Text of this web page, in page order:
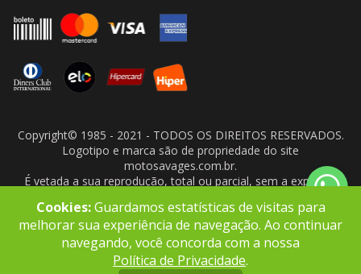
Copyright© 1985 - 2021 - TODOS OS DIREITOS RESERVADOS.
Logotipo e marca são de propriedade do site
motosavages.com.br.
É vetada a sua reprodução, total ou parcial, sem a expressa
- CNPJ: 10.927.924/0001-91
Cookies:Guardamos estatísticas de visitas para
melhorar sua experiência de navegação. Ao continuar
navegando, você concorda com a nossa
Política de Privacidade.